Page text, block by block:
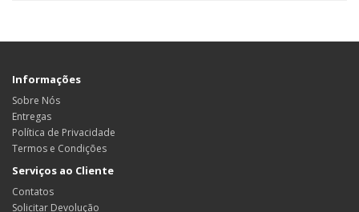
Informações
Sobre Nós
Entregas
Política de Privacidade
Termos e Condições
Serviços ao Cliente
Contatos
Solicitar Devolução